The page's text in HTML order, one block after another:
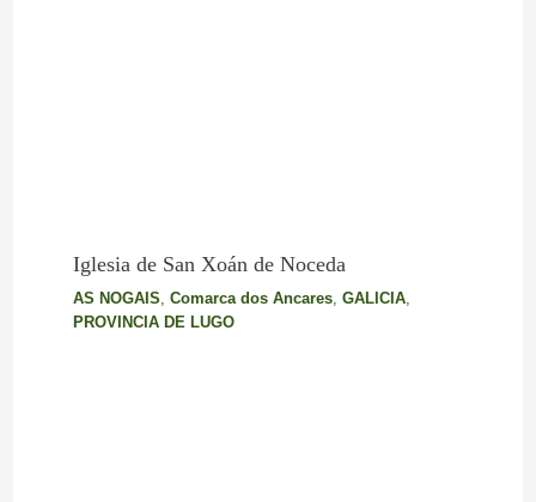
Iglesia de San Xoán de Noceda
AS NOGAIS Comarca dos Ancares, GALICIA,
PROVINCIA DE LUGO